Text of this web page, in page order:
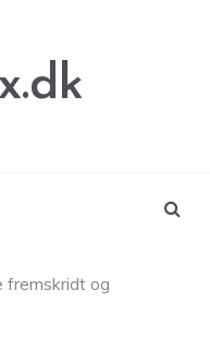
fremskridt og